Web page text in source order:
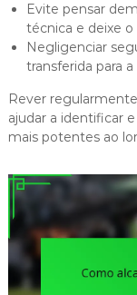
Evite pensar
técnica e deixe o
Negligenciar
transferida para a
Rever
ajudar a identificar
mais potentes ao